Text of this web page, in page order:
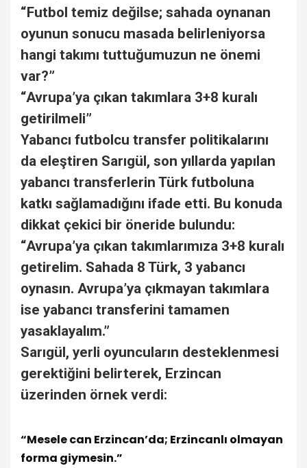
“Futbol temiz değilse; sahada oynanan
oyunun sonucu masada belirleniyorsa
hangi takımı tuttuğumuzun ne önemi
var?”
“Avrupa’ya çıkan takımlara 3+8 kuralı
getirilmeli”
Yabancı futbolcu transfer politikalarını
da eleştiren Sarıgül, son yıllarda yapılan
yabancı transferlerin Türk futboluna
katkı sağlamadığını ifade etti. Bu konuda
dikkat çekici bir öneride bulundu:
“Avrupa’ya çıkan takımlarımıza 3+8 kuralı
getirelim. Sahada 8 Türk, 3 yabancı
oynasın. Avrupa’ya çıkmayan takımlara
ise yabancı transferini tamamen
yasaklayalım.”
Sarıgül, yerli oyuncuların desteklenmesi
gerektiğini belirterek, Erzincan
üzerinden örnek verdi:
“Mesele can Erzincan’da; Erzincanlı olmayan
forma giymesin.”